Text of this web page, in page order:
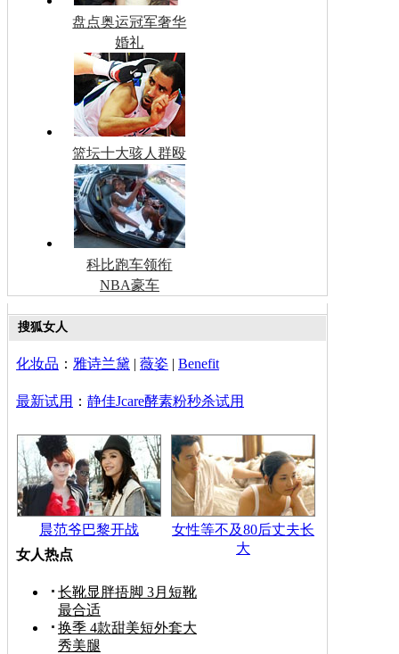
盘点奥运冠军奢华
婚礼
篮坛十大骇人群殴
科比跑车领衔
NBA豪车
搜狐女人
化妆品 ： 雅诗兰黛 | 薇姿 | Benefit
最新试用 ： 静佳Jcare酵素粉秒杀试用
晨范爷巴黎开战
女性等不及80后丈夫长
大
女人热点
长靴显胖捂脚 3月短靴
最合适
换季 4款甜美短外套大
秀美腿